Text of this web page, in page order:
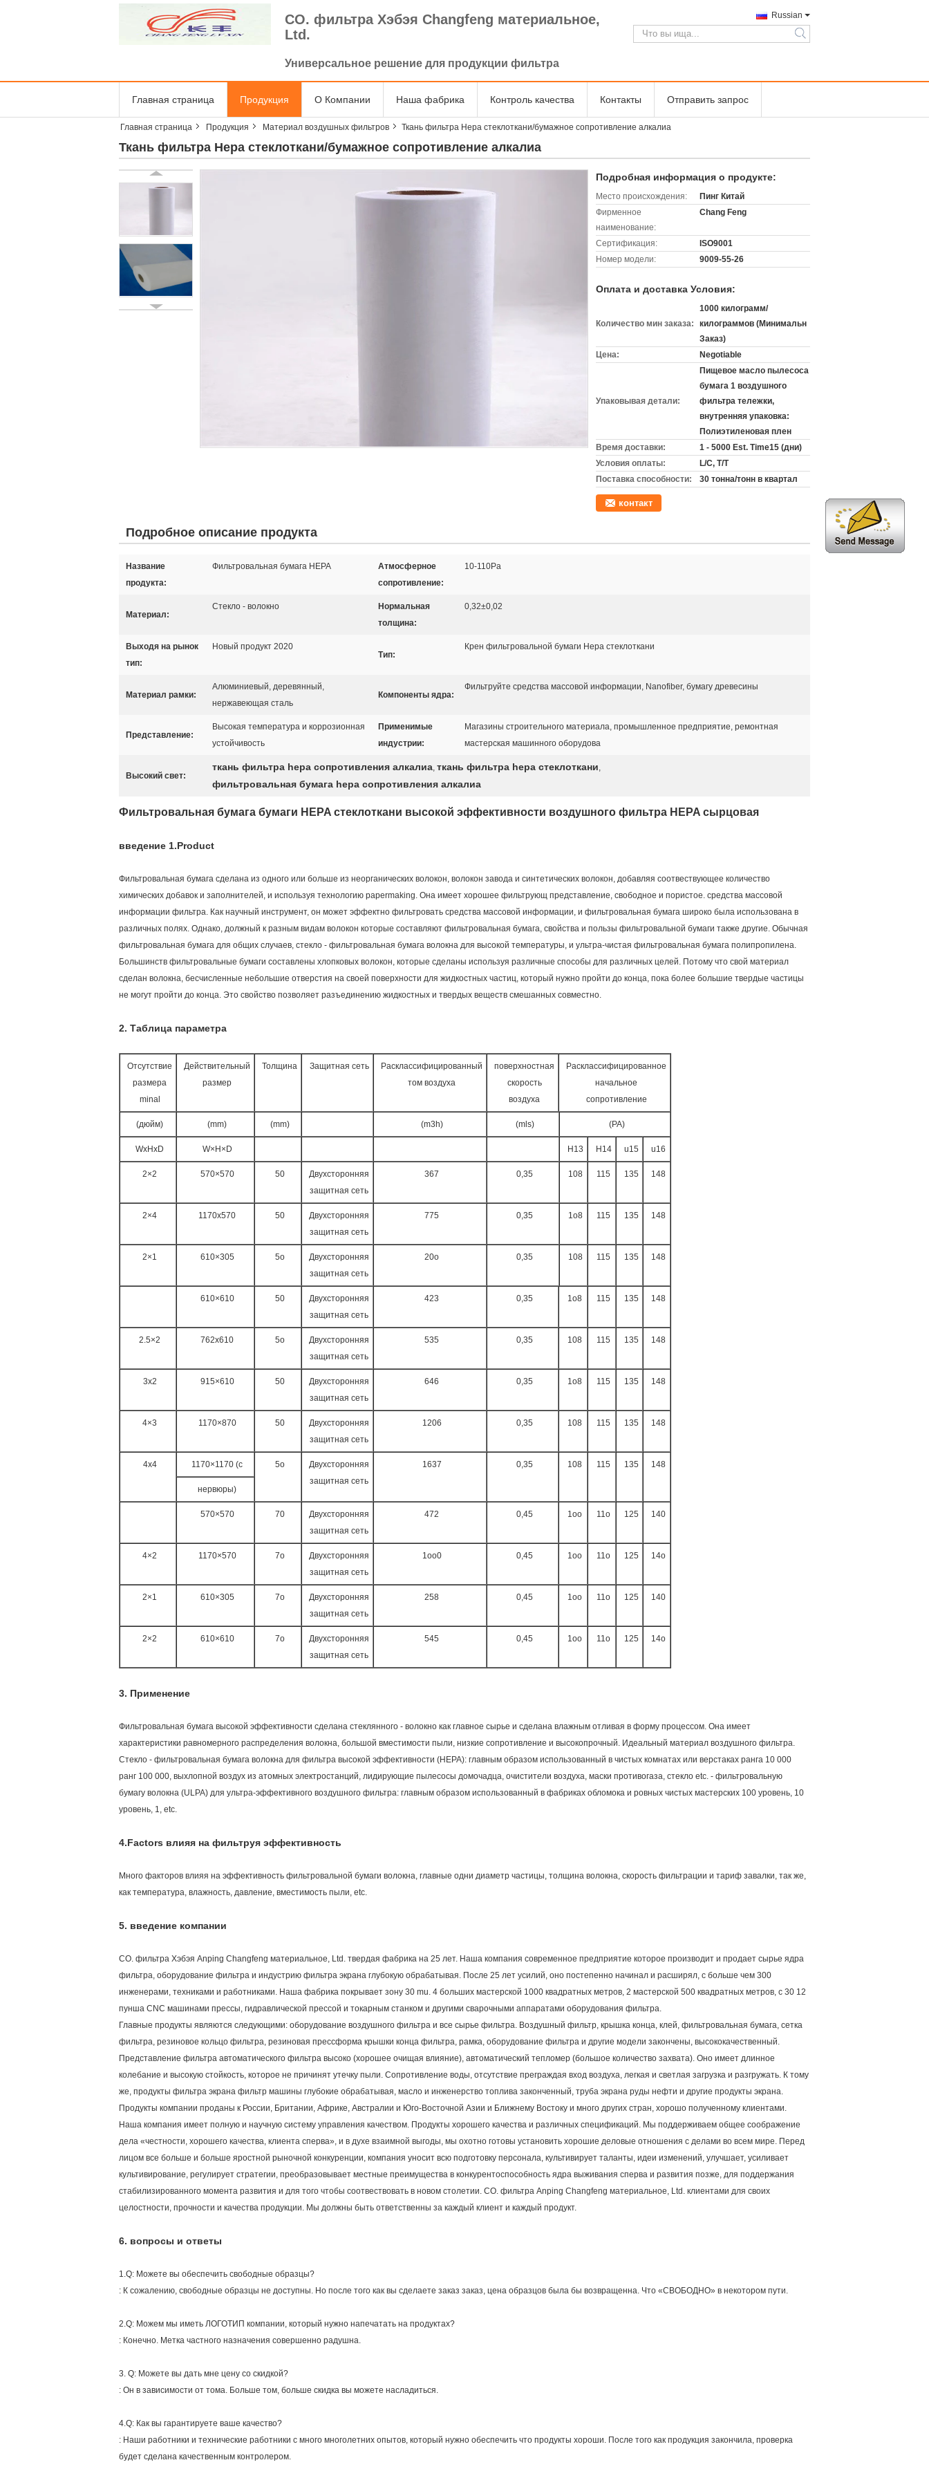
CO. фильтра Хэбэя Changfeng материальное,
Ltd.
Универсальное решение для продукции фильтра
Russian
search
Главная страница Продукция О Компании Наша фабрика Контроль качества Контакты Отправить запрос
Главная страница Продукция Материал воздушных фильтров Ткань фильтра Hepa стеклоткани/бумажное сопротивление алкалиа
Ткань фильтра Hepa стеклоткани/бумажное сопротивление алкалиа
Подробная информация о продукте:
Место происхождения:
Пинг Китай
Фирменное
наименование:
Chang Feng
Сертификация:
ISO9001
Номер модели:
9009-55-26
Оплата и доставка Условия:
Количество мин заказа:
1000 килограмм/
килограммов (Минимальн
Заказ)
Цена:
Negotiable
Упаковывая детали:
Пищевое масло пылесоса
бумага 1 воздушного
фильтра тележки,
внутренняя упаковка:
Полиэтиленовая плен
Время доставки:
1 - 5000 Est. Time15 (дни)
Условия оплаты:
L/C, T/T
Поставка способности:
30 тонна/тонн в квартал
контакт
Подробное описание продукта
Название
продукта:
Фильтровальная бумага HEPA
Атмосферное
сопротивление:
10-110Pa
Материал:
Стекло - волокно
Нормальная
толщина:
0,32±0,02
Выходя на рынок
тип:
Новый продукт 2020
Тип:
Крен фильтровальной бумаги Hepa стеклоткани
Материал рамки:
Алюминиевый, деревянный,
нержавеющая сталь
Компоненты ядра:
Фильтруйте средства массовой информации, Nanofiber, бумагу древесины
Представление:
Высокая температура и коррозионная
устойчивость
Применимые
индустрии:
Магазины строительного материала, промышленное предприятие, ремонтная
мастерская машинного оборудова
Высокий свет:
ткань фильтра hepa сопротивления алкалиа, ткань фильтра hepa стеклоткани,
фильтровальная бумага hepa сопротивления алкалиа
Фильтровальная бумага бумаги HEPA стеклоткани высокой эффективности воздушного фильтра HEPA сырцовая
введение 1.Product
Фильтровальная бумага сделана из одного или больше из неорганических волокон, волокон завода и синтетических волокон, добавляя соотвествующее количество
химических добавок и заполнителей, и используя технологию papermaking. Она имеет хорошее фильтрующ представление, свободное и пористое. средства массовой
информации фильтра. Как научный инструмент, он может эффектно фильтровать средства массовой информации, и фильтровальная бумага широко была использована в
различных полях. Однако, должный к разным видам волокон которые составляют фильтровальная бумага, свойства и пользы фильтровальной бумаги также другие. Обычная
фильтровальная бумага для общих случаев, стекло - фильтровальная бумага волокна для высокой температуры, и ультра-чистая фильтровальная бумага полипропилена.
Большинств фильтровальные бумаги составлены хлопковых волокон, которые сделаны используя различные способы для различных целей. Потому что свой материал
сделан волокна, бесчисленные небольшие отверстия на своей поверхности для жидкостных частиц, который нужно пройти до конца, пока более большие твердые частицы
не могут пройти до конца. Это свойство позволяет разъединению жидкостных и твердых веществ смешанных совместно.
2. Таблица параметра
Отсутствие
размера
minal
Действительный
размер
Толщина Защитная сеть
Расклассифицированный
том воздуха
поверхностная
скорость
воздуха
Расклассифицированное
начальное
сопротивление
(дюйм) (mm) (mm) (m3h) (mls) (PA)
WxHxD W×H×D H13 H14 u15 u16
2×2 570×570 50
Двухсторонняя
защитная сеть
367 0,35 108 115 135 148
2×4 1170x570 50
Двухсторонняя
защитная сеть
775 0,35 1o8 115 135 148
2×1 610×305 5o
Двухсторонняя
защитная сеть
20o 0,35 108 115 135 148
610×610 50
Двухсторонняя
защитная сеть
423 0,35 1o8 115 135 148
2.5×2 762x610 5o
Двухсторонняя
защитная сеть
535 0,35 108 115 135 148
3x2 915×610 50
Двухсторонняя
защитная сеть
646 0,35 1o8 115 135 148
4×3 1170×870 50
Двухсторонняя
защитная сеть
1206 0,35 108 115 135 148
4x4 1170×1170 (с 5o
Двухсторонняя
защитная сеть
1637 0,35 108 115 135 148
нервюры)
570×570 70
Двухсторонняя
защитная сеть
472 0,45 1oo 11o 125 140
4×2 1170×570 7o
Двухсторонняя
защитная сеть
1oo0 0,45 1oo 11o 125 14o
2×1 610×305 7o
Двухсторонняя
защитная сеть
258 0,45 1oo 11o 125 140
2×2 610×610 7o
Двухсторонняя
защитная сеть
545 0,45 1oo 11o 125 14o
3. Применение
Фильтровальная бумага высокой эффективности сделана стеклянного - волокно как главное сырье и сделана влажным отливая в форму процессом. Она имеет
характеристики равномерного распределения волокна, большой вместимости пыли, низкие сопротивление и высокопрочный. Идеальный материал воздушного фильтра.
Стекло - фильтровальная бумага волокна для фильтра высокой эффективности (HEPA): главным образом использованный в чистых комнатах или верстаках ранга 10 000
ранг 100 000, выхлопной воздух из атомных электростанций, лидирующие пылесосы домочадца, очистители воздуха, маски противогаза, стекло etc. - фильтровальную
бумагу волокна (ULPA) для ультра-эффективного воздушного фильтра: главным образом использованный в фабриках обломока и ровных чистых мастерских 100 уровень, 10
уровень, 1, etc.
4.Factors влияя на фильтруя эффективность
Много факторов влияя на эффективность фильтровальной бумаги волокна, главные одни диаметр частицы, толщина волокна, скорость фильтрации и тариф завалки, так же,
как температура, влажность, давление, вместимость пыли, etc.
5. введение компании
CO. фильтра Хэбэя Anping Changfeng материальное, Ltd. твердая фабрика на 25 лет. Наша компания современное предприятие которое производит и продает сырье ядра
фильтра, оборудование фильтра и индустрию фильтра экрана глубокую обрабатывая. После 25 лет усилий, оно постепенно начинал и расширял, с больше чем 300
инженерами, техниками и работниками. Наша фабрика покрывает зону 30 mu. 4 больших мастерской 1000 квадратных метров, 2 мастерской 500 квадратных метров, с 30 12
пунша CNC машинами прессы, гидравлической прессой и токарным станком и другими сварочными аппаратами оборудования фильтра.
Главные продукты являются следующими: оборудование воздушного фильтра и все сырье фильтра. Воздушный фильтр, крышка конца, клей, фильтровальная бумага, сетка
фильтра, резиновое кольцо фильтра, резиновая прессформа крышки конца фильтра, рамка, оборудование фильтра и другие модели закончены, высококачественный.
Представление фильтра автоматического фильтра высоко (хорошее очищая влияние), автоматический тепломер (большое количество захвата). Оно имеет длинное
колебание и высокую стойкость, которое не причинят утечку пыли. Сопротивление воды, отсутствие преграждая вход воздуха, легкая и светлая загрузка и разгружать. К тому
же, продукты фильтра экрана фильтр машины глубокие обрабатывая, масло и инженерство топлива законченный, труба экрана руды нефти и другие продукты экрана.
Продукты компании проданы к России, Британии, Африке, Австралии и Юго-Восточной Азии и Ближнему Востоку и много других стран, хорошо полученному клиентами.
Наша компания имеет полную и научную систему управления качеством. Продукты хорошего качества и различных спецификаций. Мы поддерживаем общее соображение
дела «честности, хорошего качества, клиента сперва», и в духе взаимной выгоды, мы охотно готовы установить хорошие деловые отношения с делами во всем мире. Перед
лицом все больше и больше яростной рыночной конкуренции, компания уносит всю подготовку персонала, культивирует таланты, идеи изменений, улучшает, усиливает
культивирование, регулирует стратегии, преобразовывает местные преимущества в конкурентоспособность ядра выживания сперва и развития позже, для поддержания
стабилизированного момента развития и для того чтобы соотвествовать в новом столетии. CO. фильтра Anping Changfeng материальное, Ltd. клиентами для своих
целостности, прочности и качества продукции. Мы должны быть ответственны за каждый клиент и каждый продукт.
6. вопросы и ответы
1.Q: Можете вы обеспечить свободные образцы?
: К сожалению, свободные образцы не доступны. Но после того как вы сделаете заказ заказ, цена образцов была бы возвращенна. Что «СВОБОДНО» в некотором пути.
2.Q: Можем мы иметь ЛОГОТИП компании, который нужно напечатать на продуктах?
: Конечно. Метка частного назначения совершенно радушна.
3. Q: Можете вы дать мне цену со скидкой?
: Он в зависимости от тома. Больше том, больше скидка вы можете насладиться.
4.Q: Как вы гарантируете ваше качество?
: Наши работники и технические работники с много многолетних опытов, который нужно обеспечить что продукты хороши. После того как продукция закончила, проверка
будет сделана качественным контролером.